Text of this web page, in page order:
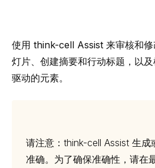
使用 think-cell Assist 来审核和
灯片、创建摘要和行动标题，以
驱动的元素。
请注意： think-cell Assist 生成
准确。为了确保准确性，请在